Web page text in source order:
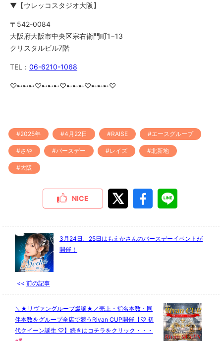
▼【ウレッコスタジオ大阪】
〒542-0084
大阪府大阪市中央区宗右衛門町1−13
クリスタルビル7階
TEL： 06-6210-1068
♡➸➸➸♡➸➸➸♡➸➸➸♡➸➸➸♡
#2025年 #4月22日 #RAISE #エースグループ
#さや #バースデー #レイズ #北新地
#大阪
NICE
<< 前の記事
3月24日、25日はもえかさんのバースデーイベントが
開催！
＼★リヴァングループ爆誕★／売上・指名本数・同
伴本数をグループ全店で競うRivan CUP開催【♡ 初
代クイーン誕生 ♡】続きはコチラをクリック・・・